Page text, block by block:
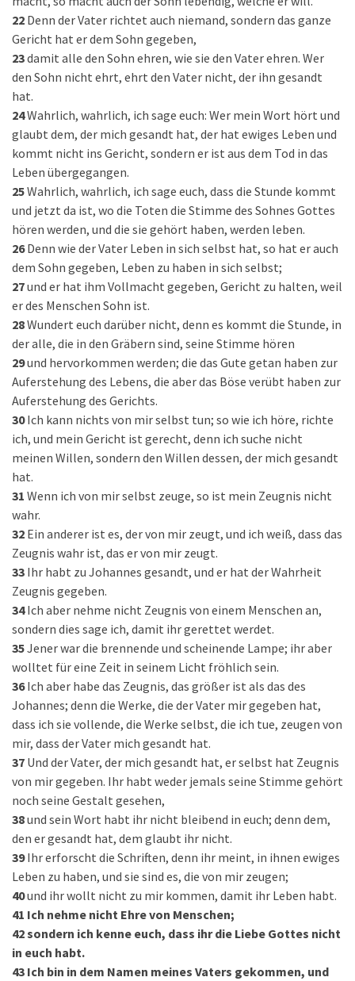
22 Denn der Vater richtet auch niemand, sondern das ganze
Gericht hat er dem Sohn gegeben,
23damit alle den Sohn ehren, wie sie den Vater ehren. Wer
den Sohn nicht ehrt, ehrt den Vater nicht, der ihn gesandt
hat.
24Wahrlich, wahrlich, ich sage euch: Wer mein Wort hört und
glaubt dem, der mich gesandt hat, der hat ewiges Leben und
kommt nicht ins Gericht, sondern er ist aus dem Tod in das
Leben übergegangen.
25Wahrlich, wahrlich, ich sage euch, dass die Stunde kommt
und jetzt da ist, wo die Toten die Stimme des Sohnes Gottes
hören werden, und die sie gehört haben, werden leben.
26 Denn wie der Vater Leben in sich selbst hat, so hat er auch
dem Sohn gegeben, Leben zu haben in sich selbst;
27und er hat ihm Vollmacht gegeben, Gericht zu halten, weil
er des Menschen Sohn ist.
28Wundert euch darüber nicht, denn es kommt die Stunde, in
der alle, die in den Gräbern sind, seine Stimme hören
29und hervorkommen werden; die das Gute getan haben zur
Auferstehung des Lebens, die aber das Böse verübt haben zur
Auferstehung des Gerichts.
30 Ich kann nichts von mir selbst tun; so wie ich höre, richte
ich, und mein Gericht ist gerecht, denn ich suche nicht
meinen Willen, sondern den Willen dessen, der mich gesandt
hat.
31 Wenn ich von mir selbst zeuge, so ist mein Zeugnis nicht
wahr.
32 Ein anderer ist es, der von mir zeugt, und ich weiß, dass das
Zeugnis wahr ist, das er von mir zeugt.
33 Ihr habt zu Johannes gesandt, und er hat der Wahrheit
Zeugnis gegeben.
34 Ich aber nehme nicht Zeugnis von einem Menschen an,
sondern dies sage ich, damit ihr gerettet werdet.
35Jener war die brennende und scheinende Lampe; ihr aber
wolltet für eine Zeit in seinem Licht fröhlich sein.
36 Ich aber habe das Zeugnis, das größer ist als das des
Johannes; denn die Werke, die der Vater mir gegeben hat,
dass ich sie vollende, die Werke selbst, die ich tue, zeugen von
mir, dass der Vater mich gesandt hat.
37 Und der Vater, der mich gesandt hat, er selbst hat Zeugnis
von mir gegeben. Ihr habt weder jemals seine Stimme gehört
noch seine Gestalt gesehen,
38und sein Wort habt ihr nicht bleibend in euch; denn dem,
den er gesandt hat, dem glaubt ihr nicht.
39 Ihr erforscht die Schriften, denn ihr meint, in ihnen ewiges
Leben zu haben, und sie sind es, die von mir zeugen;
40und ihr wollt nicht zu mir kommen, damit ihr Leben habt.
41 Ich nehme nicht Ehre von Menschen;
42sondern ich kenne euch, dass ihr die Liebe Gottes nicht
in euch habt.
43 Ich bin in dem Namen meines Vaters gekommen, und